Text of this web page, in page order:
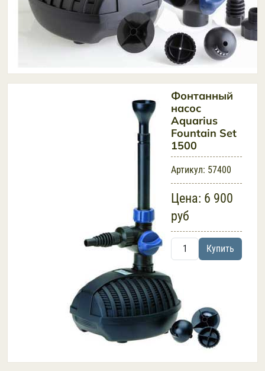
Фонтанный
насос
Aquarius
Fountain Set
1500
Артикул: 57400
Цена: 6 900
руб
Купить